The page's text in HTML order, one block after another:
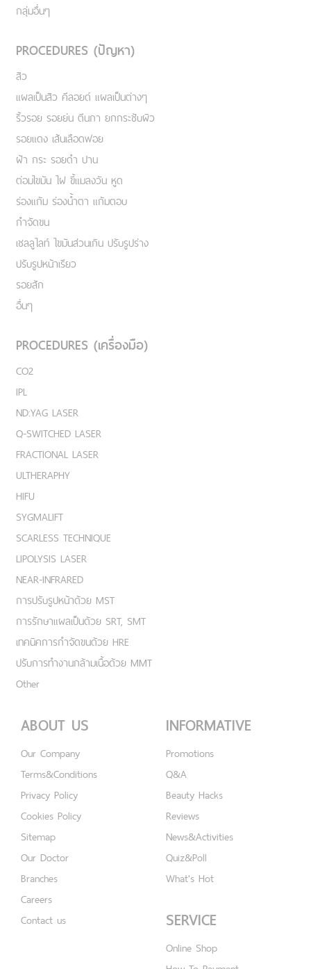
กลุ่มอื่นๆ
PROCEDURES (ปัญหา)
สิว
แผลเป็นสิว คีลอยด์ แผลเป็นต่างๆ
ริ้วรอย รอยย่น ตีนกา ยกกระชับผิว
รอยแดง เส้นเลือดฟอย
ฝ้า กระ รอยดำ ปาน
ต่อมไขมัน ไฝ ขี้แมลงวัน หูด
ร่องแก้ม ร่องน้ำตา แก้มตอบ
กำจัดขน
เชลลูไลท์ ไขมันส่วนเกิน ปรับรูปร่าง
ปรับรูปหน้าเรียว
รอยสัก
อื่นๆ
PROCEDURES (เครื่องมือ)
CO2
IPL
ND:YAG LASER
Q-SWITCHED LASER
FRACTIONAL LASER
ULTHERAPHY
HIFU
SYGMALIFT
SCARLESS TECHNIQUE
LIPOLYSIS LASER
NEAR-INFRARED
การปรับรูปหน้าด้วย MST
การรักษาแผลเป็นด้วย SRT, SMT
เทคนิคการกำจัดขนด้วย HRE
ปรับการทำงานกล้ามเนื้อด้วย MMT
Other
ABOUT US
Our Company
Terms&Conditions
Privacy Policy
Cookies Policy
Sitemap
Our Doctor
Branches
Careers
Contact us
INFORMATIVE
Promotions
Q&A
Beauty Hacks
Reviews
News&Activities
Quiz&Poll
What's Hot
SERVICE
Online Shop